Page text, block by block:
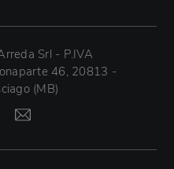
Srl - P.IVA
46, 20813 -
(MB)